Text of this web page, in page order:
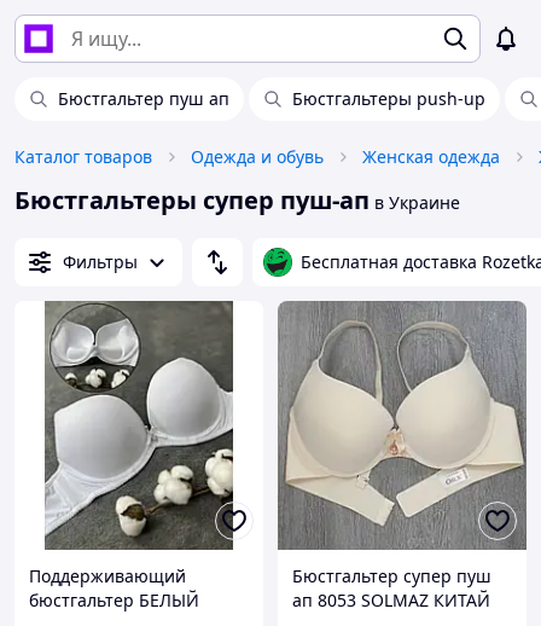
Бюстгальтер пуш ап Бюстгальтеры push-up
Каталог товаров Одежда и обувь Женская одежда
Бюстгальтеры супер пуш-ап в Украине
Фильтры Бесплатная доставка
Поддерживающий
бюстгальтер БЕЛЫЙ
Бюстгальтер супер пуш
ап 8053 SOLMAZ КИТАЙ